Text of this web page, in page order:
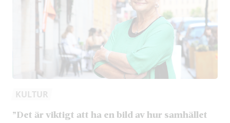
KULTUR
”Det är viktigt att ha en bild av hur samhället